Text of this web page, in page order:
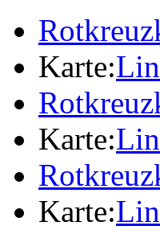
Karte:
Karte:
Karte: